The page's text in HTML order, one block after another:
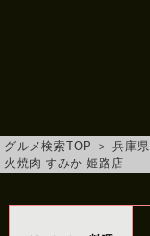
グルメ検索TOP ＞兵庫県
火焼肉 すみか 姫路店